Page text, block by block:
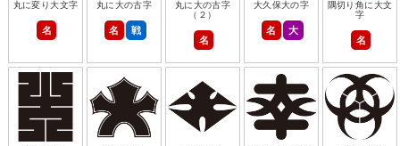
丸に変り大文字
名
丸に大の古字
名 戦
丸に大の古字
（２）
名
大久保大の字
名 大
隅切り角に大文
字
名